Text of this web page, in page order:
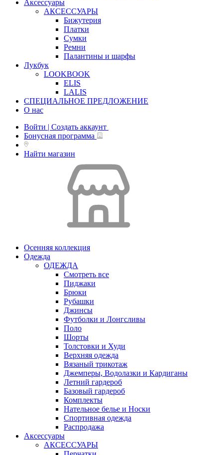
Аксессуары
АКСЕССУАРЫ
Бижутерия
Платки
Сумки
Ремни
Палантины и шарфы
Лукбук
LOOKBOOK
ELIS
LALIS
СПЕЦИАЛЬНОЕ ПРЕДЛОЖЕНИЕ
О нас
Войти | Создать аккаунт
Бонусная программа
Найти магазин
Осенняя коллекция
Одежда
ОДЕЖДА
Смотреть все
Пиджаки
Брюки
Рубашки
Джинсы
Футболки и Лонгсливы
Поло
Шорты
Толстовки и Худи
Верхняя одежда
Вязаный трикотаж
Джемперы, Водолазки и Кардиганы
Летний гардероб
Базовый гардероб
Комплекты
Нательное белье и Носки
Спортивная одежда
Распродажа
Аксессуары
АКСЕССУАРЫ